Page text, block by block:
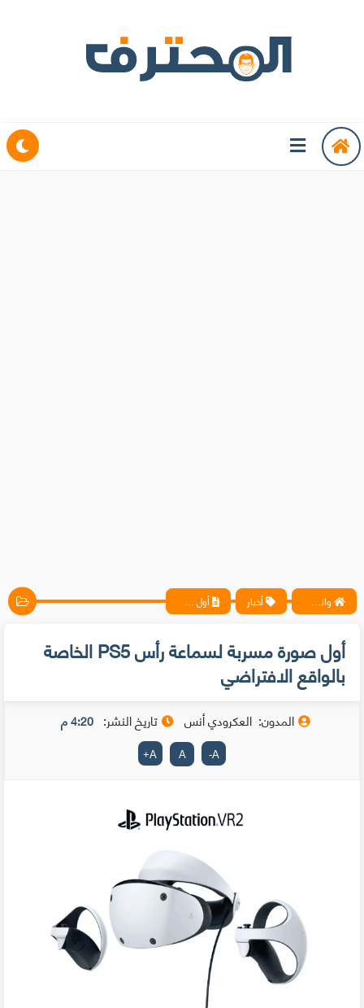
واتس آب ، فيسبوك ، أنترنت ، شروحات تقنية حصرية - المحترف أخبار أول صورة مسربة لسماعة رأس PS5 الخاصة بالواقع الافتراضي
أول صورة مسربة لسماعة رأس PS5 الخاصة
بالواقع الافتراضي
المدون: العكرودي أنس تاريخ النشر: 4:20 م
A
-
A
A
+